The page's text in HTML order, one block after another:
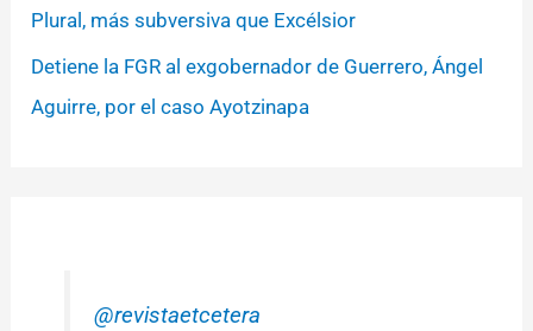
Plural, más subversiva que Excélsior
Detiene la FGR al exgobernador de Guerrero, Ángel
Aguirre, por el caso Ayotzinapa
@revistaetcetera